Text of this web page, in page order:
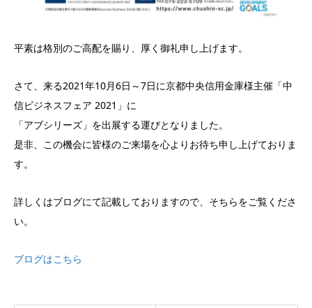
平素は格別のご高配を賜り、厚く御礼申し上げます。
さて、来る2021年10月6日～7日に京都中央信用金庫様主催「中
信ビジネスフェア 2021」に
「アブシリーズ」を出展する運びとなりました。
是非、この機会に皆様のご来場を心よりお待ち申し上げておりま
す。
詳しくはブログにて記載しておりますので、そちらをご覧くださ
い。
ブログはこちら